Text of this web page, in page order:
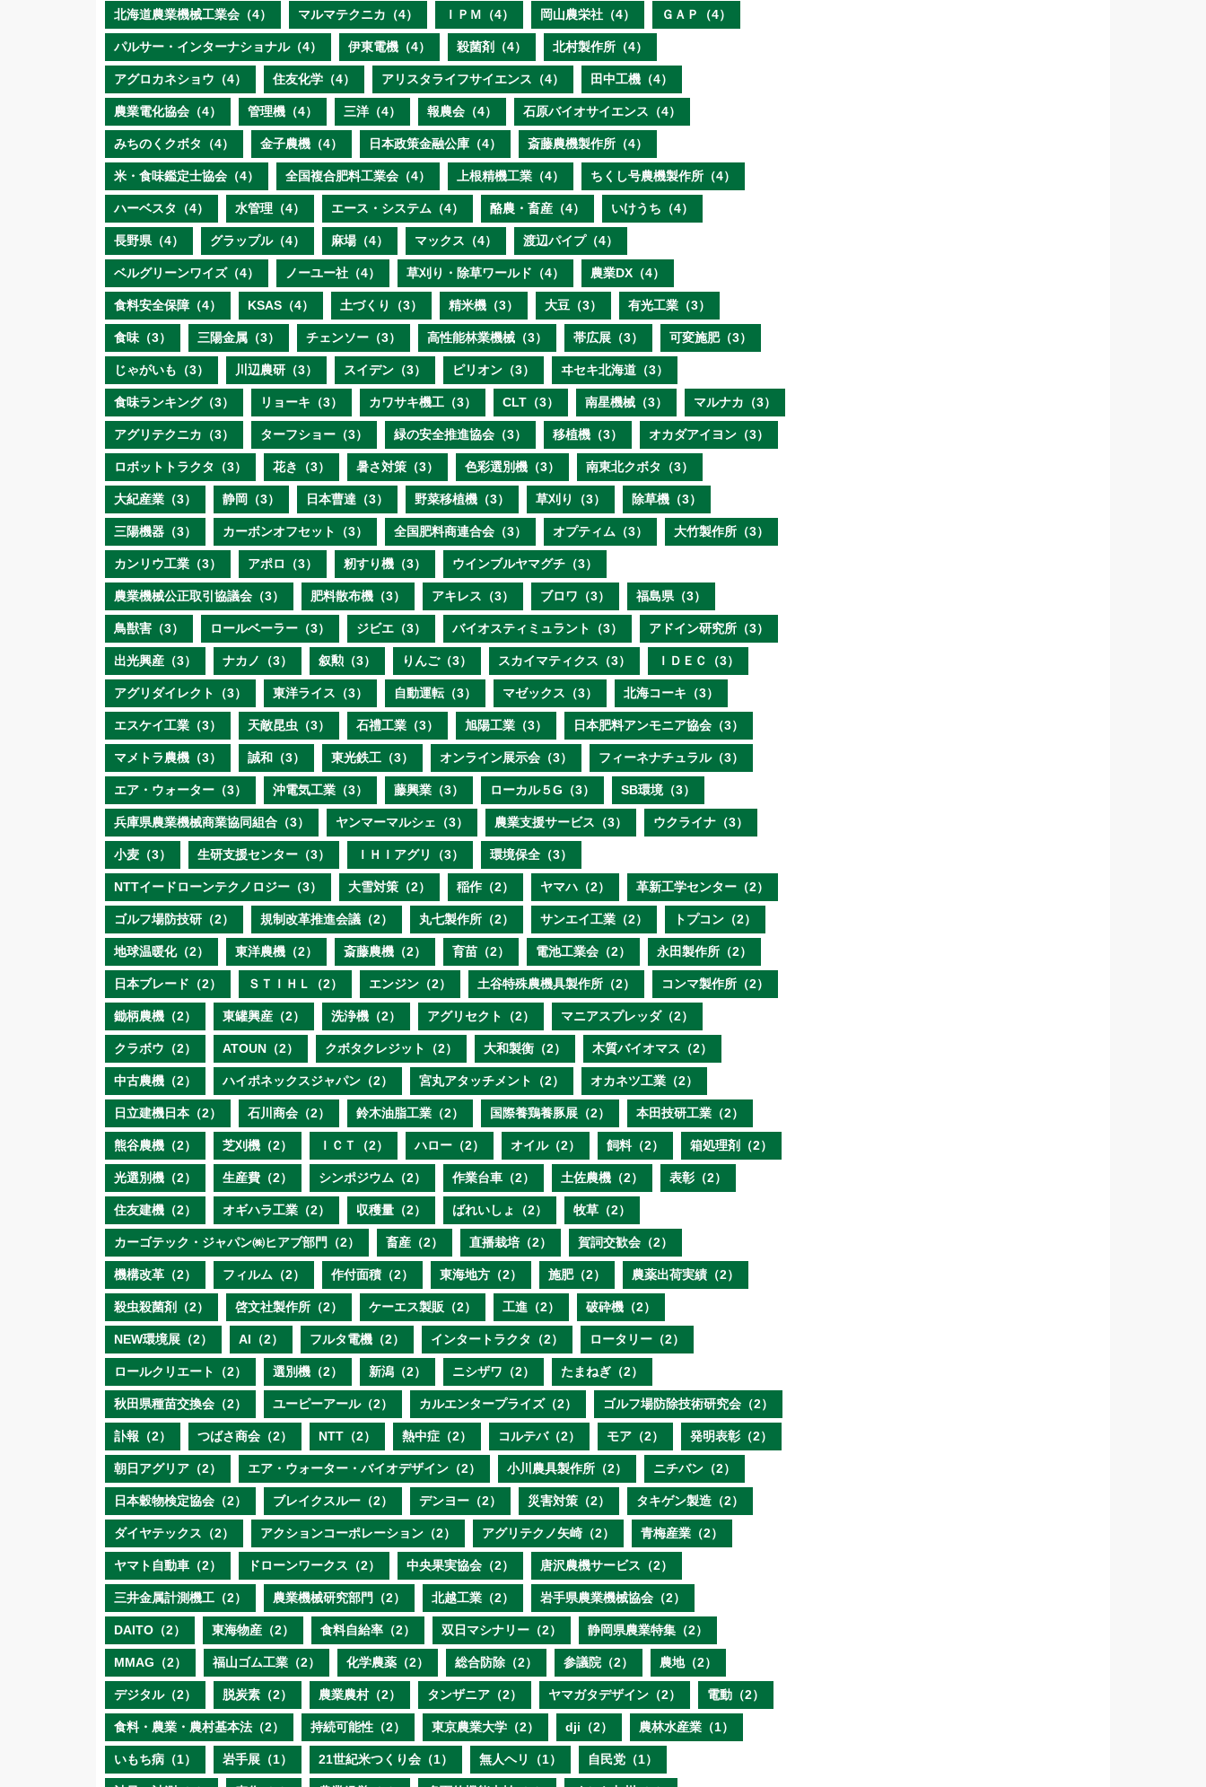
北海道農業機械工業会（4） マルマテクニカ（4） ＩＰＭ（4） 岡山農栄社（4） ＧＡＰ（4）
パルサー・インターナショナル（4） 伊東電機（4） 殺菌剤（4） 北村製作所（4）
アグロカネショウ（4） 住友化学（4） アリスタライフサイエンス（4） 田中工機（4）
農業電化協会（4） 管理機（4） 三洋（4） 報農会（4） 石原バイオサイエンス（4）
みちのくクボタ（4） 金子農機（4） 日本政策金融公庫（4） 斎藤農機製作所（4）
米・食味鑑定士協会（4） 全国複合肥料工業会（4） 上根精機工業（4） ちくし号農機製作所（4）
ハーベスタ（4） 水管理（4） エース・システム（4） 酪農・畜産（4） いけうち（4）
長野県（4） グラップル（4） 麻場（4） マックス（4） 渡辺パイプ（4）
ベルグリーンワイズ（4） ノーユー社（4） 草刈り・除草ワールド（4） 農業DX（4）
食料安全保障（4） KSAS（4） 土づくり（3） 精米機（3） 大豆（3） 有光工業（3）
食味（3） 三陽金属（3） チェンソー（3） 高性能林業機械（3） 帯広展（3） 可変施肥（3）
じゃがいも（3） 川辺農研（3） スイデン（3） ピリオン（3） ヰセキ北海道（3）
食味ランキング（3） リョーキ（3） カワサキ機工（3） CLT（3） 南星機械（3） マルナカ（3）
アグリテクニカ（3） ターフショー（3） 緑の安全推進協会（3） 移植機（3） オカダアイヨン（3）
ロボットトラクタ（3） 花き（3） 暑さ対策（3） 色彩選別機（3） 南東北クボタ（3）
大紀産業（3） 静岡（3） 日本曹達（3） 野菜移植機（3） 草刈り（3） 除草機（3）
三陽機器（3） カーボンオフセット（3） 全国肥料商連合会（3） オプティム（3） 大竹製作所（3）
カンリウ工業（3） アポロ（3） 籾すり機（3） ウインブルヤマグチ（3）
農業機械公正取引協議会（3） 肥料散布機（3） アキレス（3） ブロワ（3） 福島県（3）
鳥獣害（3） ロールベーラー（3） ジビエ（3） バイオスティミュラント（3） アドイン研究所（3）
出光興産（3） ナカノ（3） 叙勲（3） りんご（3） スカイマティクス（3） ＩＤＥＣ（3）
アグリダイレクト（3） 東洋ライス（3） 自動運転（3） マゼックス（3） 北海コーキ（3）
エスケイ工業（3） 天敵昆虫（3） 石禮工業（3） 旭陽工業（3） 日本肥料アンモニア協会（3）
マメトラ農機（3） 誠和（3） 東光鉄工（3） オンライン展示会（3） フィーネナチュラル（3）
エア・ウォーター（3） 沖電気工業（3） 藤興業（3） ローカル５G（3） SB環境（3）
兵庫県農業機械商業協同組合（3） ヤンマーマルシェ（3） 農業支援サービス（3） ウクライナ（3）
小麦（3） 生研支援センター（3） ＩＨＩアグリ（3） 環境保全（3）
NTTイードローンテクノロジー（3） 大雪対策（2） 稲作（2） ヤマハ（2） 革新工学センター（2）
ゴルフ場防技研（2） 規制改革推進会議（2） 丸七製作所（2） サンエイ工業（2） トプコン（2）
地球温暖化（2） 東洋農機（2） 斎藤農機（2） 育苗（2） 電池工業会（2） 永田製作所（2）
日本ブレード（2） ＳＴＩＨＬ（2） エンジン（2） 土谷特殊農機具製作所（2） コンマ製作所（2）
鋤柄農機（2） 東罐興産（2） 洗浄機（2） アグリセクト（2） マニアスプレッダ（2）
クラボウ（2） ATOUN（2） クボタクレジット（2） 大和製衡（2） 木質バイオマス（2）
中古農機（2） ハイポネックスジャパン（2） 宮丸アタッチメント（2） オカネツ工業（2）
日立建機日本（2） 石川商会（2） 鈴木油脂工業（2） 国際養鶏養豚展（2） 本田技研工業（2）
熊谷農機（2） 芝刈機（2） ＩＣＴ（2） ハロー（2） オイル（2） 飼料（2） 箱処理剤（2）
光選別機（2） 生産費（2） シンポジウム（2） 作業台車（2） 土佐農機（2） 表彰（2）
住友建機（2） オギハラ工業（2） 収穫量（2） ばれいしょ（2） 牧草（2）
カーゴテック・ジャパン㈱ヒアブ部門（2） 畜産（2） 直播栽培（2） 賀詞交歓会（2）
機構改革（2） フィルム（2） 作付面積（2） 東海地方（2） 施肥（2） 農薬出荷実績（2）
殺虫殺菌剤（2） 啓文社製作所（2） ケーエス製販（2） 工進（2） 破砕機（2）
NEW環境展（2） AI（2） フルタ電機（2） インタートラクタ（2） ロータリー（2）
ロールクリエート（2） 選別機（2） 新潟（2） ニシザワ（2） たまねぎ（2）
秋田県種苗交換会（2） ユーピーアール（2） カルエンタープライズ（2） ゴルフ場防除技術研究会（2）
訃報（2） つばさ商会（2） NTT（2） 熱中症（2） コルテバ（2） モア（2） 発明表彰（2）
朝日アグリア（2） エア・ウォーター・バイオデザイン（2） 小川農具製作所（2） ニチバン（2）
日本穀物検定協会（2） ブレイクスルー（2） デンヨー（2） 災害対策（2） タキゲン製造（2）
ダイヤテックス（2） アクションコーポレーション（2） アグリテクノ矢崎（2） 青梅産業（2）
ヤマト自動車（2） ドローンワークス（2） 中央果実協会（2） 唐沢農機サービス（2）
三井金属計測機工（2） 農業機械研究部門（2） 北越工業（2） 岩手県農業機械協会（2）
DAITO（2） 東海物産（2） 食料自給率（2） 双日マシナリー（2） 静岡県農業特集（2）
MMAG（2） 福山ゴム工業（2） 化学農薬（2） 総合防除（2） 参議院（2） 農地（2）
デジタル（2） 脱炭素（2） 農業農村（2） タンザニア（2） ヤマガタデザイン（2） 電動（2）
食料・農業・農村基本法（2） 持続可能性（2） 東京農業大学（2） dji（2） 農林水産業（1）
いもち病（1） 岩手展（1） 21世紀米つくり会（1） 無人ヘリ（1） 自民党（1）